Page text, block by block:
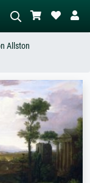
scène – ex. prairie verte,
beaucoup de rouge,
nu debout près d'un
arbre.
Allston